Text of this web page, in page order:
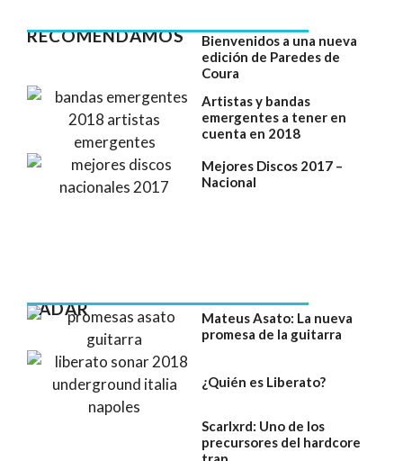
RECOMENDAMOS
Bienvenidos a una nueva
edición de Paredes de
Coura
Artistas y bandas
emergentes a tener en
cuenta en 2018
Mejores Discos 2017 –
Nacional
RADAR
Mateus Asato: La nueva
promesa de la guitarra
¿Quién es Liberato?
Scarlxrd: Uno de los
precursores del hardcore